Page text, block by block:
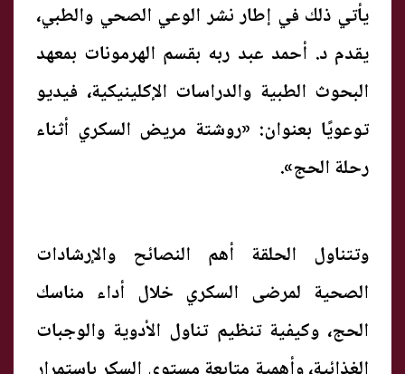
يأتي ذلك في إطار نشر الوعي الصحي والطبي،
يقدم د. أحمد عبد ربه بقسم الهرمونات بمعهد
البحوث الطبية والدراسات الإكلينيكية، فيديو
توعويًا بعنوان: «روشتة مريض السكري أثناء
رحلة الحج».
وتتناول الحلقة أهم النصائح والإرشادات
الصحية لمرضى السكري خلال أداء مناسك
الحج، وكيفية تنظيم تناول الأدوية والوجبات